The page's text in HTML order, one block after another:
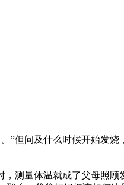
”但问及什么时候开始发
测量体温就成了父母照顾